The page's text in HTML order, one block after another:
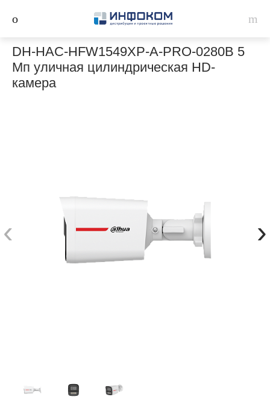
DH-HAC-HFW1549XP-A-PRO-0280B 5
Мп уличная цилиндрическая HD-
камера
‹ ›